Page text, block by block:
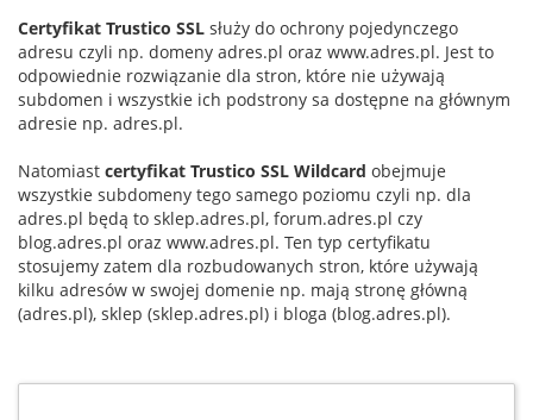
Certyfikat Trustico SSL służy do ochrony pojedynczego
adresu czyli np. domeny adres.pl oraz www.adres.pl. Jest to
odpowiednie rozwiązanie dla stron, które nie używają
subdomen i wszystkie ich podstrony sa dostępne na głównym
adresie np. adres.pl.
Natomiast certyfikat Trustico SSL Wildcard obejmuje
wszystkie subdomeny tego samego poziomu czyli np. dla
adres.pl będą to sklep.adres.pl, forum.adres.pl czy
blog.adres.pl oraz www.adres.pl. Ten typ certyfikatu
stosujemy zatem dla rozbudowanych stron, które używają
kilku adresów w swojej domenie np. mają stronę główną
(adres.pl), sklep (sklep.adres.pl) i bloga (blog.adres.pl).